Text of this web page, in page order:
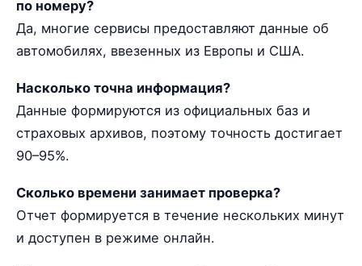
по номеру?
Да, многие сервисы предоставляют данные об
автомобилях, ввезенных из Европы и США.
Насколько точна информация?
Данные формируются из официальных баз и
страховых архивов, поэтому точность достигает
90–95%.
Сколько времени занимает проверка?
Отчет формируется в течение нескольких минут
и доступен в режиме онлайн.